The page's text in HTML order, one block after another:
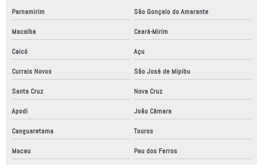
Parnamirim São Gonçalo do Amarante
Macaíba Ceará-Mirim
Caicó Açu
Currais Novos São José de Mipibu
Santa Cruz Nova Cruz
Apodi João Câmara
Canguaretama Touros
Macau Pau dos Ferros